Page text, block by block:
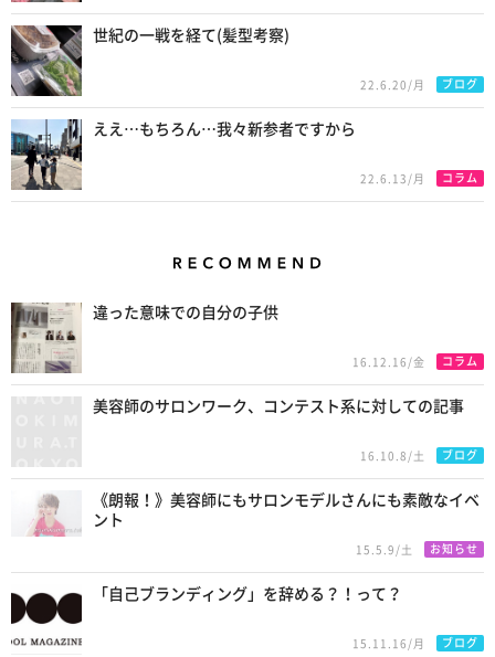
世紀の一戦を経て(髪型考察)
22.6.20/月 ブログ
ええ…もちろん…我々新参者ですから
22.6.13/月 コラム
違った意味での自分の子供
16.12.16/金 コラム
美容師のサロンワーク、コンテスト系に対しての記事
16.10.8/土 ブログ
《朗報！》美容師にもサロンモデルさんにも素敵なイベ
ント
15.5.9/土 お知らせ
「自己ブランディング」を辞める？！って？
15.11.16/月 ブログ